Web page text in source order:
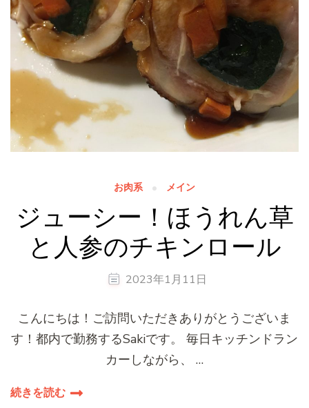
お肉系 メイン
ジューシー！ほうれん草
と人参のチキンロール
2023年1月11日
こんにちは！ご訪問いただきありがとうございま
す！都内で勤務するSakiです。 毎日キッチンドラン
カーしながら、 …
続きを読む